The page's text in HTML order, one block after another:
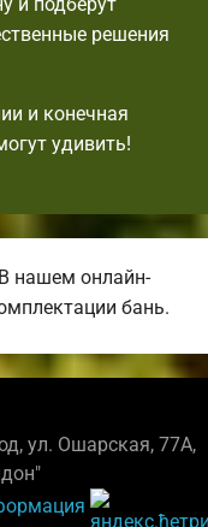
и подберут
решения
и конечная
удивить!
нашем онлайн-
бань.
ул. Ошарская, 77А,